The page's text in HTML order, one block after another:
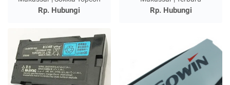
Rp. Hubungi Rp. Hubungi